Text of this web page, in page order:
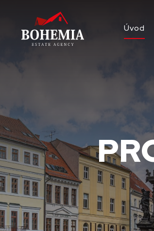
Úvod